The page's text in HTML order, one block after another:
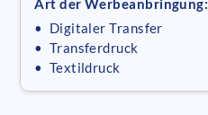
Art der Werbeanbringung:
• Digitaler Transfer
• Transferdruck
• Textildruck